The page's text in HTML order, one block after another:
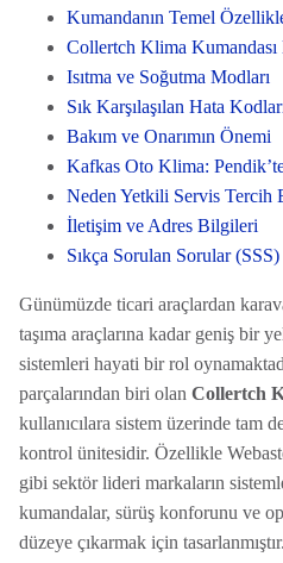
Kumandanın Temel
Collertch Klima Kumandası
Isıtma ve Soğutma Modları
Sık Karşılaşılan Hata
Bakım ve Onarımın Önemi
Kafkas Oto Klima:
Neden Yetkili Servis Tercih
İletişim ve Adres Bilgileri
Sıkça Sorulan Sorular (SSS)
Günümüzde ticari araçlardan
taşıma araçlarına kadar geniş bir
sistemleri hayati bir rol
parçalarından biri olan Collertch
kullanıcılara sistem üzerinde tam
kontrol ünitesidir. Özellikle
gibi sektör lideri markaların
kumandalar, sürüş konforunu ve
düzeye çıkarmak için tasarlanmıştır.